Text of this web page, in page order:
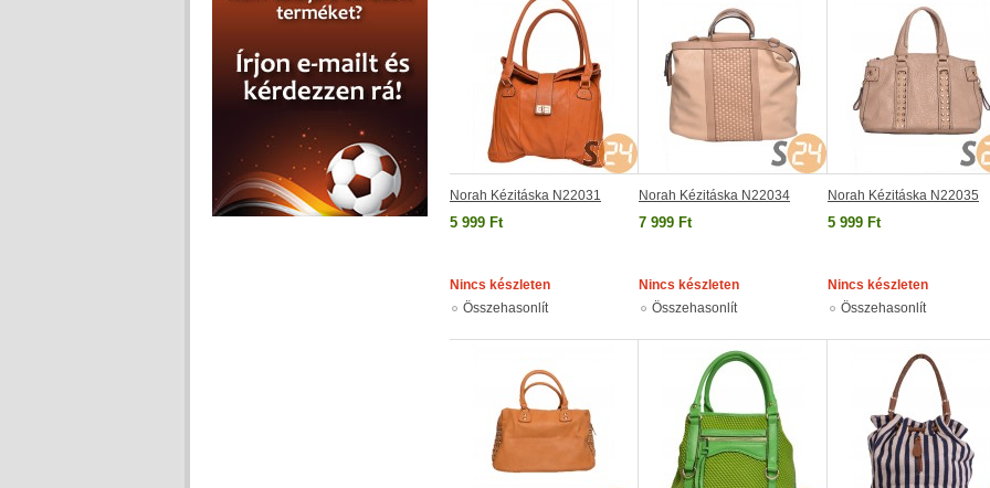
Norah Kézitáska N22031
5 999 Ft
Nincs készleten
Összehasonlít
Norah Kézitáska N22034
7 999 Ft
Nincs készleten
Összehasonlít
Norah Kézitáska N22035
5 999 Ft
Nincs készleten
Összehasonlít